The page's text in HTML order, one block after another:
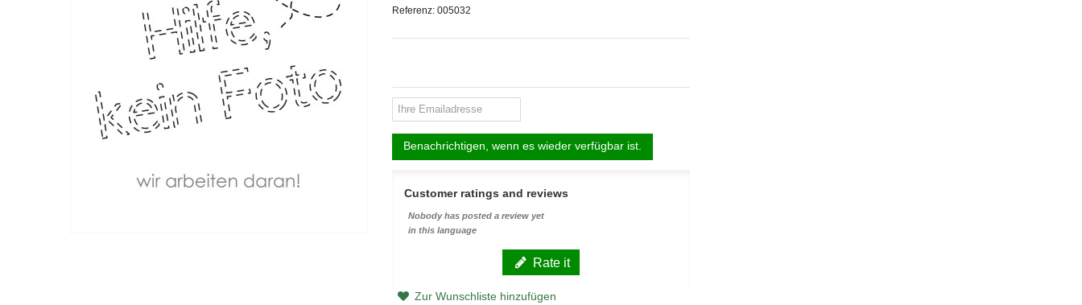
Referenz: 005032
Benachrichtigen, wenn es wieder verfügbar ist.
Customer ratings and reviews
Nobody has posted a review yet
in this language
Rate it
Zur Wunschliste hinzufügen